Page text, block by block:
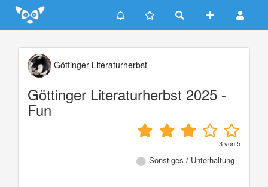
Update cookies preferences
Göttinger Literaturherbst
Göttinger Literaturherbst 2025 -
Fun
3von5
Sonstiges / Unterhaltung